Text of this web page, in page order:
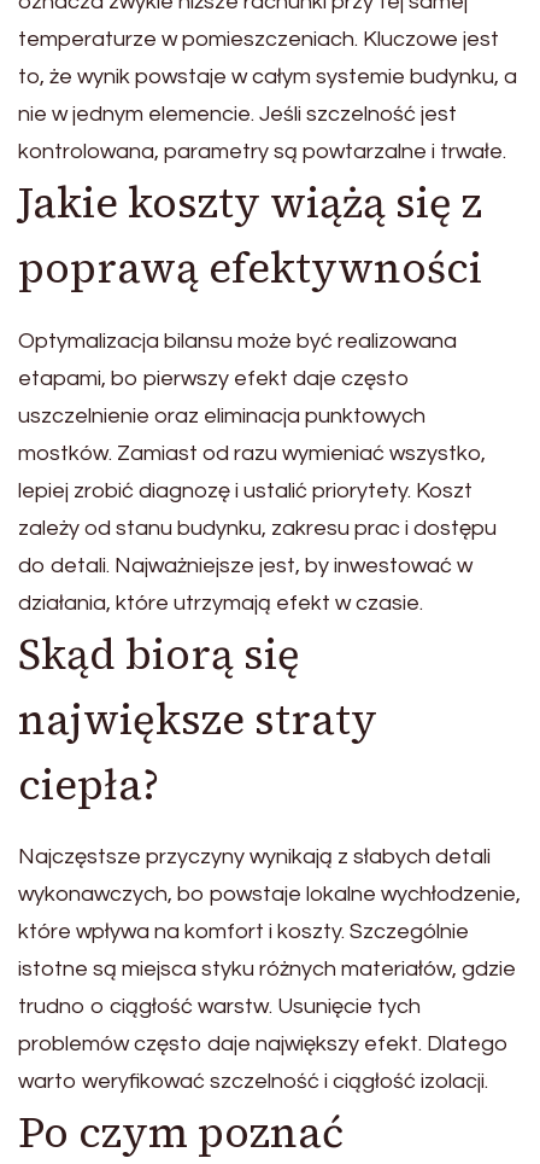
temperaturze w pomieszczeniach. Kluczowe jest
to, że wynik powstaje w całym systemie budynku, a
nie w jednym elemencie. Jeśli szczelność jest
kontrolowana, parametry są powtarzalne i trwałe.
Jakie koszty wiążą się z
poprawą efektywności
Optymalizacja bilansu może być realizowana
etapami, bo pierwszy efekt daje często
uszczelnienie oraz eliminacja punktowych
mostków. Zamiast od razu wymieniać wszystko,
lepiej zrobić diagnozę i ustalić priorytety. Koszt
zależy od stanu budynku, zakresu prac i dostępu
do detali. Najważniejsze jest, by inwestować w
działania, które utrzymają efekt w czasie.
Skąd biorą się
największe straty
ciepła?
Najczęstsze przyczyny wynikają z słabych detali
wykonawczych, bo powstaje lokalne wychłodzenie,
które wpływa na komfort i koszty. Szczególnie
istotne są miejsca styku różnych materiałów, gdzie
trudno o ciągłość warstw. Usunięcie tych
problemów często daje największy efekt. Dlatego
warto weryfikować szczelność i ciągłość izolacji.
Po czym poznać